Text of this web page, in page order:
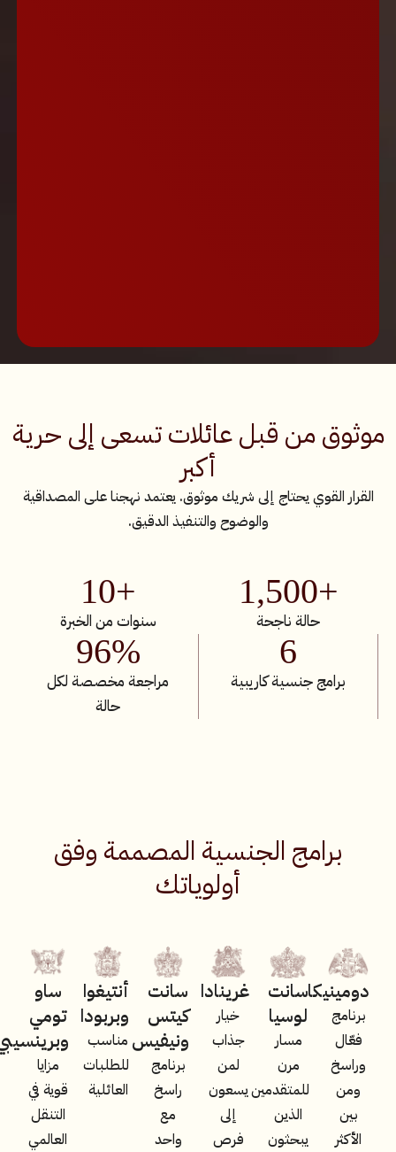
موثوق من قبل عائلات تسعى إلى حرية
أكبر
القرار القوي يحتاج إلى شريك موثوق. يعتمد نهجنا على المصداقية
والوضوح والتنفيذ الدقيق.
+1,500
حالة ناجحة
+10
سنوات من الخبرة
6
برامج جنسية كاريبية
96%
مراجعة مخصصة لكل
حالة
برامج الجنسية المصممة وفق
أولوياتك
سانت
لوسيا
مسار
مرن
للمتقدمين
الذين
يبحثون
غرينادا
خيار
جذاب
لمن
يسعون
إلى
فرص
دومينيكا
برنامج
فعّال
وراسخ
ومن
بين
الأكثر
سانت
كيتس
ونيفيس
برنامج
راسخ
مع
واحد
أنتيغوا
وبربودا
مناسب
للطلبات
العائلية
ساو
تومي
وبرينسيبي
مزايا
قوية في
التنقل
العالمي